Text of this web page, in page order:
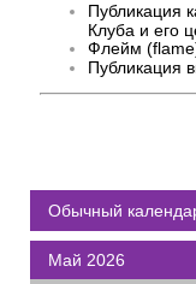
Публикация
Клуба и его
Флейм
Публикация
Обычный
Май 2026